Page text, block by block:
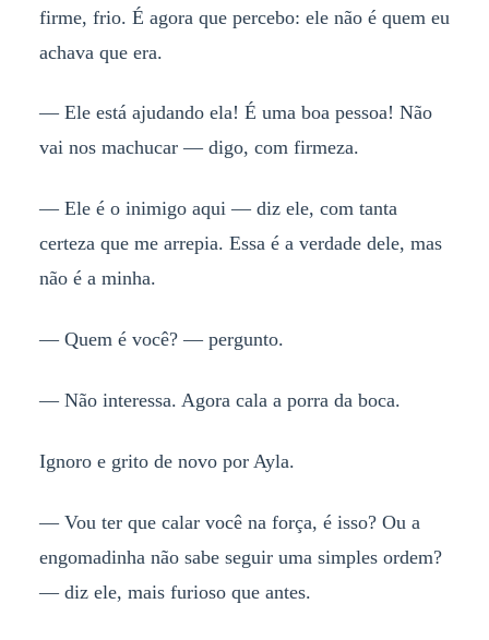
firme, frio. É agora que percebo: ele não é quem eu
achava que era.
— Ele está ajudando ela! É uma boa pessoa! Não
vai nos machucar — digo, com firmeza.
— Ele é o inimigo aqui — diz ele, com tanta
certeza que me arrepia. Essa é a verdade dele, mas
não é a minha.
— Quem é você? — pergunto.
— Não interessa. Agora cala a porra da boca.
Ignoro e grito de novo por Ayla.
— Vou ter que calar você na força, é isso? Ou a
engomadinha não sabe seguir uma simples ordem?
— diz ele, mais furioso que antes.